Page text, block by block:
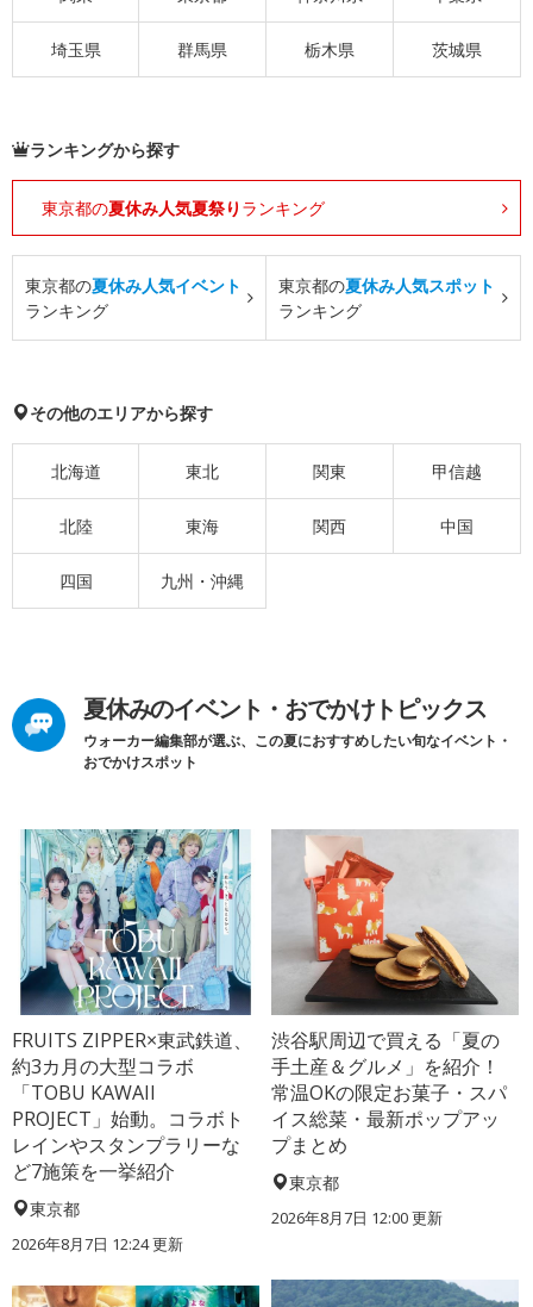
埼玉県 群馬県 栃木県 茨城県
ランキングから探す
東京都の夏休み人気夏祭り ランキング
東京都の夏休み人気イベント
ランキング
東京都の夏休み人気スポット
ランキング
その他のエリアから探す
北海道 東北 関東 甲信越
北陸 東海 関西 中国
四国 九州・沖縄
夏休みのイベント・おでかけトピックス
ウォーカー編集部が選ぶ、この夏におすすめしたい旬なイベント・
おでかけスポット
FRUITS ZIPPER×東武鉄道、
約3カ月の大型コラボ
「TOBU KAWAII
PROJECT」始動。コラボト
レインやスタンプラリーな
ど7施策を一挙紹介
東京都
2026年8月7日 12:24更新
渋谷駅周辺で買える「夏の
手土産＆グルメ」を紹介！
常温OKの限定お菓子・スパ
イス総菜・最新ポップアッ
プまとめ
東京都
2026年8月7日 12:00更新